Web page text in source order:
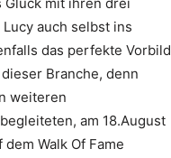
auch selbst ins
das perfekte Vorbild
Branche, denn
weiteren
am 18.August
Walk Of Fame